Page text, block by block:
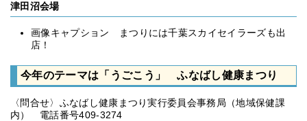
津田沼会場
画像キャプション まつりには千葉スカイセイラーズも出
店！
今年のテーマは「うごこう」 ふなばし健康まつり
〈問合せ〉ふなばし健康まつり実行委員会事務局（地域保健課
内） 電話番号409-3274